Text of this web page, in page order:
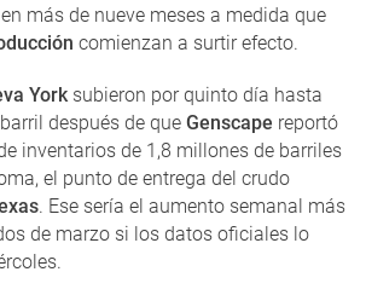
en más de nueve meses a medida que
comienzan a surtir efecto.
York subieron por quinto día hasta
después de que Genscape reportó
inventarios de 1,8 millones de barriles
el punto de entrega del crudo
. Ese sería el aumento semanal más
de marzo si los datos oficiales lo